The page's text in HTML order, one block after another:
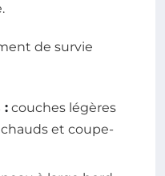
de survie
: couches légères
et coupe-